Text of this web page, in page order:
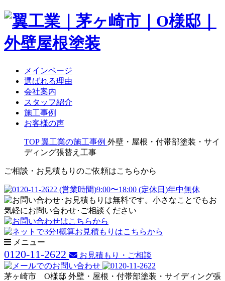
メインページ
選ばれる理由
会社案内
スタッフ紹介
施工事例
お客様の声
TOP 翼工業の施工事例 外壁・屋根・付帯部塗装・サイ
ディング張替え工事
ご相談・お見積もりのご依頼はこちらから
メニュー
0120-11-2622 お見積もり・ご相談
茅ヶ崎市 O様邸 外壁・屋根・付帯部塗装・サイディング張